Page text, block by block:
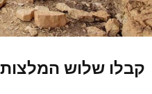
קבלו שלוש המלצות